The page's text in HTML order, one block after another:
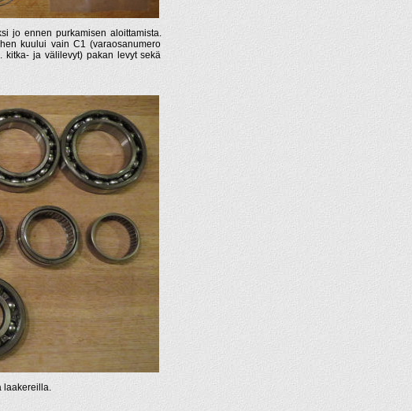
jo ennen purkamisen aloittamista.
kuului vain C1 (varaosanumero
ja välilevyt) pakan levyt sekä